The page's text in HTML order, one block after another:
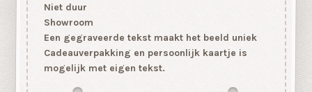
Niet duur
Showroom
Een gegraveerde tekst maakt het beeld uniek
Cadeauverpakking en persoonlijk kaartje is
mogelijk met eigen tekst.